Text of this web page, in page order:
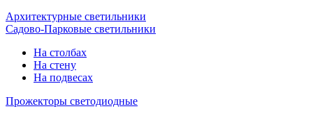
Архитектурные светильники
Садово-Парковые светильники
На столбах
На стену
На подвесах
Прожекторы светодиодные